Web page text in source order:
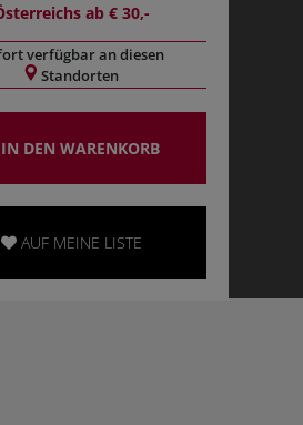
ab € 30,-
verfügbar an diesen
Standorten
IN DEN WARENKORB
AUF MEINE LISTE